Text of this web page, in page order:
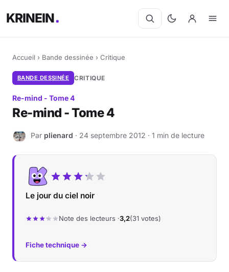
KRINEIN
Accueil › Bande dessinée › Critique
BANDE DESSINÉE CRITIQUE
Re-mind - Tome 4
Re-mind - Tome 4
P Par plienard · 24 septembre 2012 · 1 min de lecture
Le jour du ciel noir
Note des lecteurs ·3,2(31 votes)
Fiche technique →